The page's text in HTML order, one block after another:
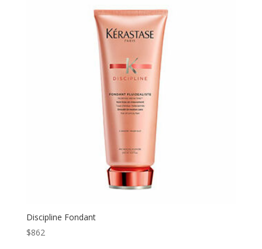
Discipline Fondant
$862